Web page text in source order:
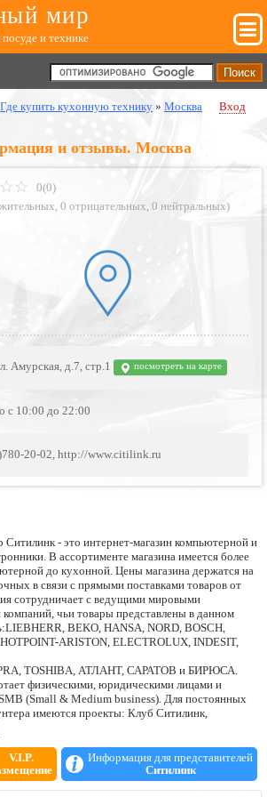
мир
и технике
Где купить кухонную технику » Москва
Вход
и отзывы. Москва
0(0)
, 0 отрицательных, 0 нейтральных)
Амурская, д.7, стр.1 посмотреть на карте
с 10:00 до 22:00
20-02, http://www.citilink.ru
Ситилинк - это интернет-магазин компьютерной и
В ассортименте магазина имеется более
до кухонной. Цены магазина держатся на
в связи с прямыми поставками товаров от
сотрудничает с ведущими мировыми
чьи товары представлены в данном
BEKO, HANSA, NORD, BOSCH,
ARISTON, ELECTROLUX, INDESIT,
TOSHIBA, АТЛАНТ, САРАТОВ и БИРЮСА.
физическими, юридическими лицами и
(Small & Medium business). Для постоянных
имеются проекты: Клуб Ситилинк,
программу,. Данная программа помогает
активное участие в розыгрышах призов и
более низким ценам. Так же на сайцте имеется
в виде торга, данная услуга доступна
V.I.P.
Информация для представителей
Ситилинк